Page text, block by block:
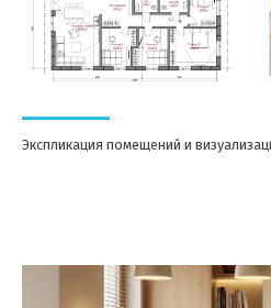
Экспликация помещений и